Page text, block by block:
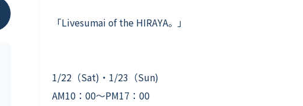
よくいただくご質問
「Livesumai of the HIRAYA。」
1/22（Sat)・1/23（Sun)
AM10：00〜PM17：00